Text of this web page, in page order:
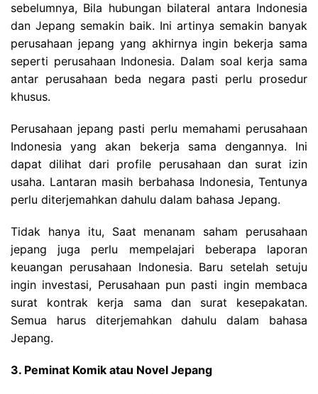
sebelumnya, Bila hubungan bilateral antara Indonesia
dan Jepang semakin baik. Ini artinya semakin banyak
perusahaan jepang yang akhirnya ingin bekerja sama
seperti perusahaan Indonesia. Dalam soal kerja sama
antar perusahaan beda negara pasti perlu prosedur
khusus.
Perusahaan jepang pasti perlu memahami perusahaan
Indonesia yang akan bekerja sama dengannya. Ini
dapat dilihat dari profile perusahaan dan surat izin
usaha. Lantaran masih berbahasa Indonesia, Tentunya
perlu diterjemahkan dahulu dalam bahasa Jepang.
Tidak hanya itu, Saat menanam saham perusahaan
jepang juga perlu mempelajari beberapa laporan
keuangan perusahaan Indonesia. Baru setelah setuju
ingin investasi, Perusahaan pun pasti ingin membaca
surat kontrak kerja sama dan surat kesepakatan.
Semua harus diterjemahkan dahulu dalam bahasa
Jepang.
3. Peminat Komik atau Novel Jepang